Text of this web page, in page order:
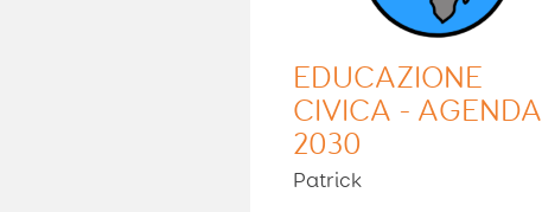
EDUCAZIONE
CIVICA - AGENDA
2030
Patrick